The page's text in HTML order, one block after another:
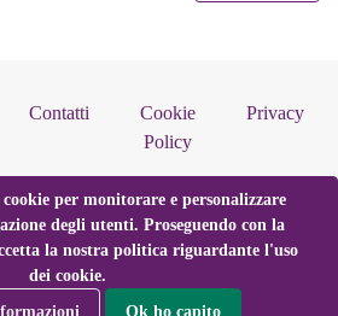
Contatti
Cookie
Policy
Privacy
per monitorare e personalizzare
degli utenti. Proseguendo con la
la nostra politica riguardante l'uso
dei cookie.
Ok ho capito